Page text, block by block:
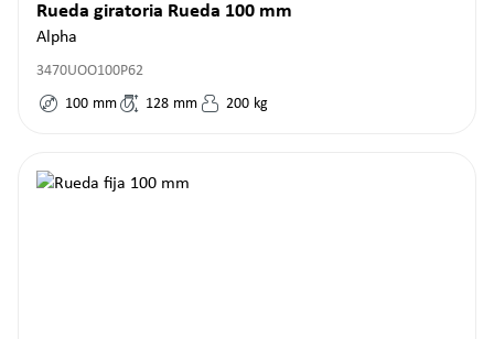
Rueda giratoria Rueda 100 mm
Alpha
3470UOO100P62
100 mm 128 mm 200 kg